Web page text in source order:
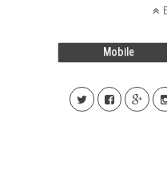
Mobile